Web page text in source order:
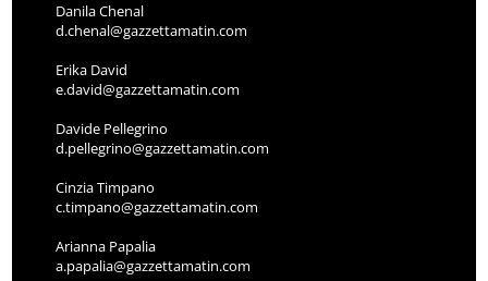
Danila Chenal
d.chenal@gazzettamatin.com
Erika David
e.david@gazzettamatin.com
Davide Pellegrino
d.pellegrino@gazzettamatin.com
Cinzia Timpano
c.timpano@gazzettamatin.com
Arianna Papalia
a.papalia@gazzettamatin.com